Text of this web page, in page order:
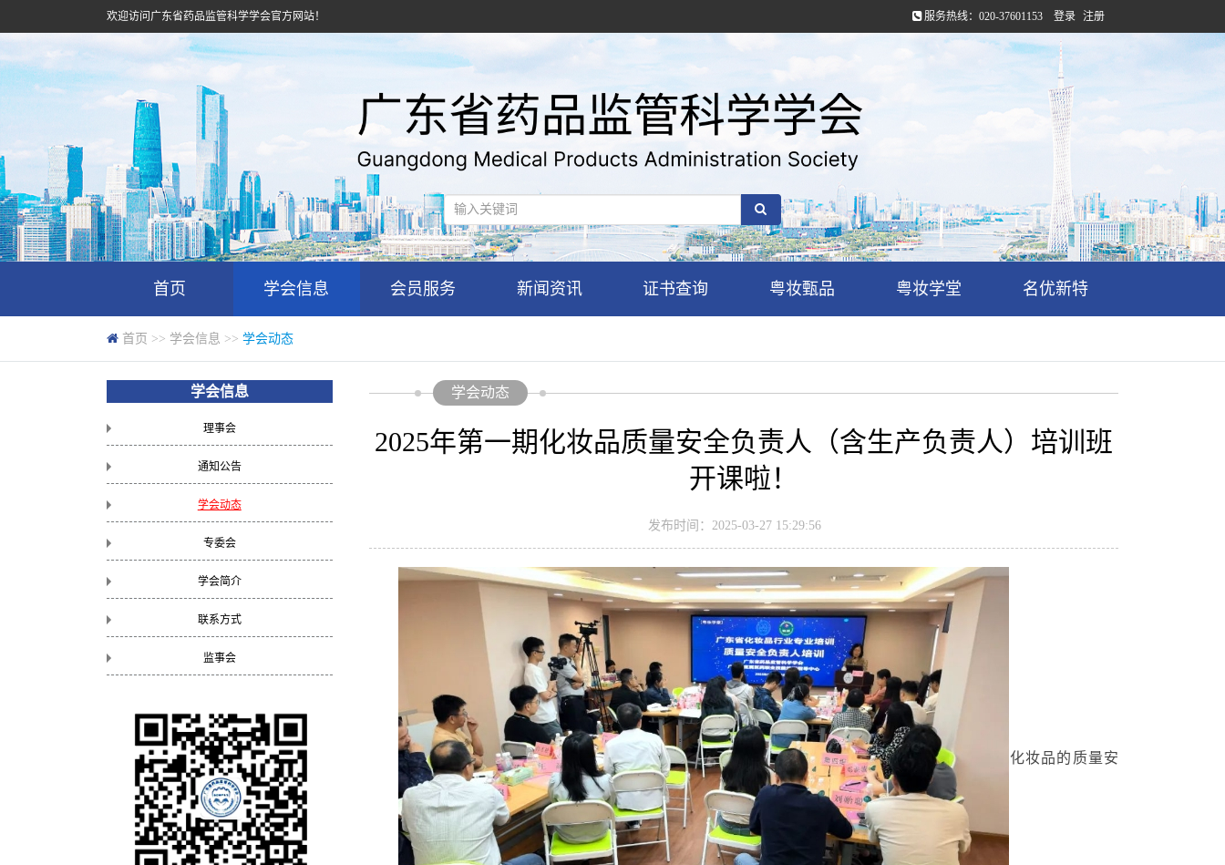
服务热线：020-37601153 登录 注册
欢迎访问广东省药品监管科学学会官方网站！
首页 学会信息 会员服务 新闻资讯 证书查询 粤妆甄品 粤妆学堂 名优新特
首页 >> 学会信息 >> 学会动态
学会信息
理事会
通知公告
学会动态
专委会
学会简介
联系方式
监事会
学会动态
2025年第一期化妆品质量安全负责人（含生产负责人）培训班
开课啦！
发布时间：2025-03-27 15:29:56
化妆品的质量安